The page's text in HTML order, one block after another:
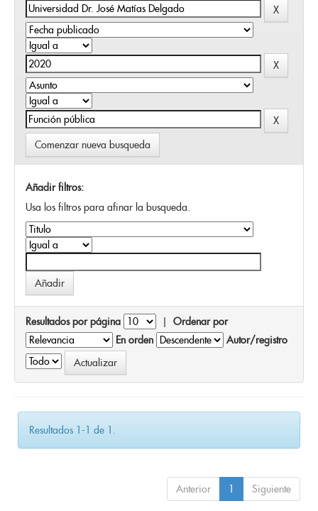
Comenzar nueva busqueda
Añadir filtros:
Usa los filtros para afinar la busqueda.
Resultados por página | Ordenar por
En orden
Autor/registro
Resultados 1-1 de 1.
Anterior 1 Siguiente